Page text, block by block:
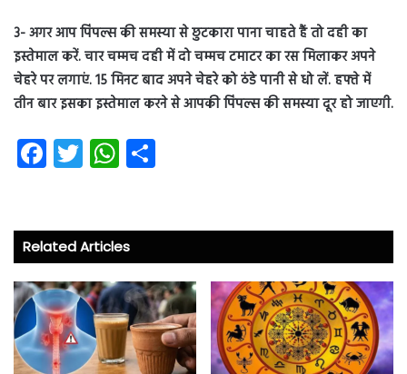
3- अगर आप पिंपल्स की समस्या से छुटकारा पाना चाहते हैं तो दही का
इस्तेमाल करें. चार चम्मच दही में दो चम्मच टमाटर का रस मिलाकर अपने
चेहरे पर लगाएं. 15 मिनट बाद अपने चेहरे को ठंडे पानी से धो लें. हफ्ते में
तीन बार इसका इस्तेमाल करने से आपकी पिंपल्स की समस्या दूर हो जाएगी.
Fa
ce
o
ok
T
wi
er
W
ha
A
p
p
Related Articles